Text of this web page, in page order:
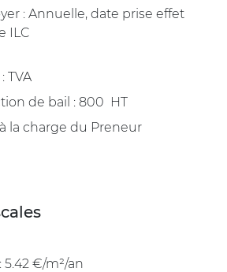
: Annuelle, date prise effet
ILC
TVA
de bail : 800  HT
la charge du Preneur
5.42 €/m²/an